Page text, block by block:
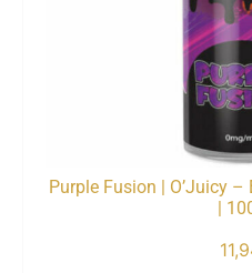
Purple Fusion | O’Juicy
|